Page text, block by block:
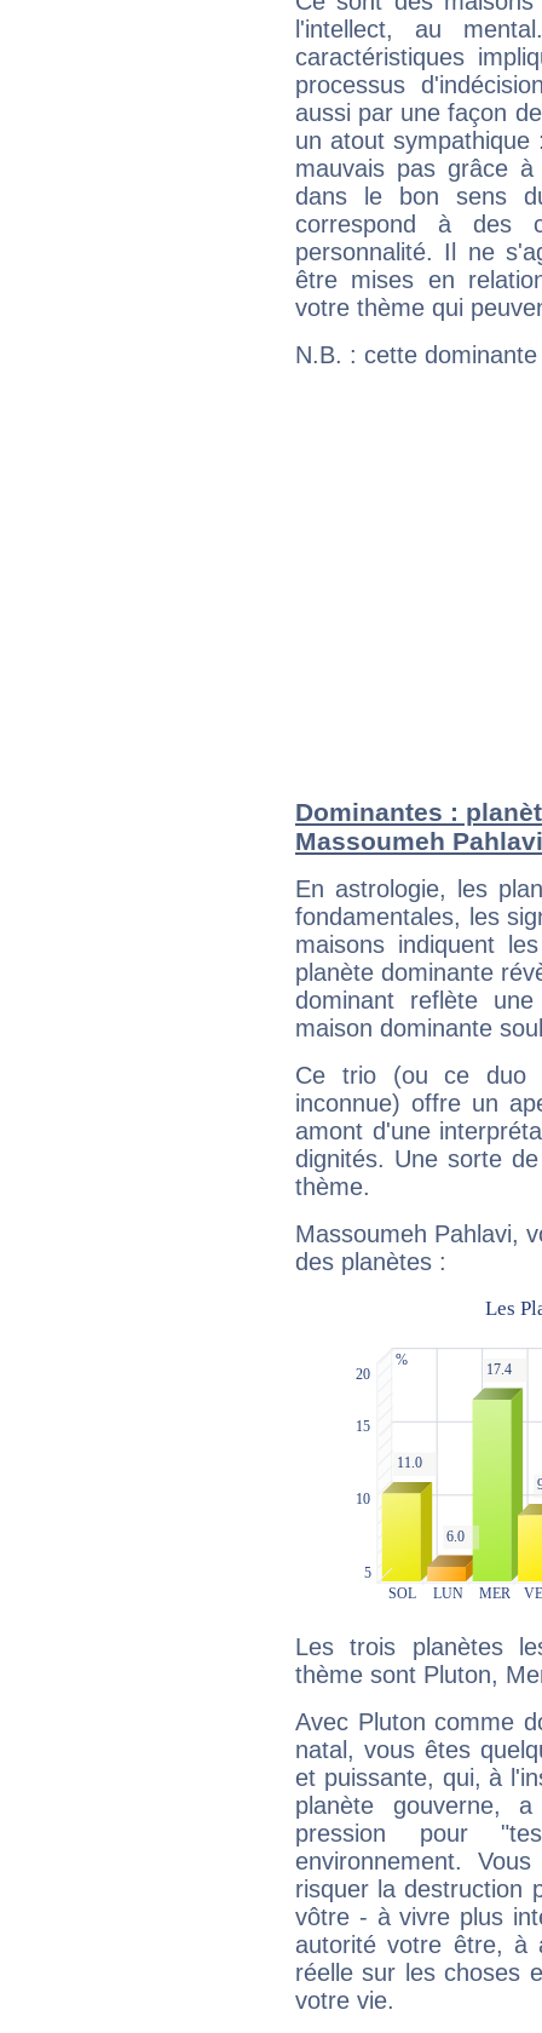
l'intellect, au
caractéristiques
processus
aussi par une façon
un atout
mauvais pas grâce
dans le bon sens
correspond à des
personnalité. Il ne
être mises en
votre thème qui
N.B. : cette
Dominantes :
Massoumeh Pahlavi
En astrologie, les
fondamentales, les
maisons indiquent
planète dominante
dominant reflète
maison dominante
Ce trio (ou ce duo
inconnue) offre un
amont d'une
dignités. Une sorte
thème.
Massoumeh Pahlavi,
des planètes :
Les trois planètes
thème sont Pluton,
Avec Pluton comme
natal, vous êtes
et puissante, qui, à
planète gouverne,
pression pour
environnement.
risquer la destruction
vôtre - à vivre plus
autorité votre être, à
réelle sur les choses
votre vie.